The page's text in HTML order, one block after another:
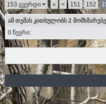
153 გვერდი « < 151 152
ამ თემას კითხულობს 2
0 წევრი: